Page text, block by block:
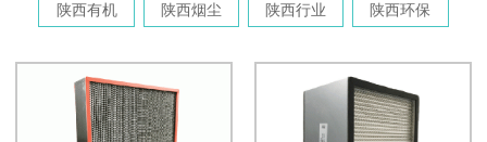
陕西有机 陕西烟尘 陕西行业 陕西环保